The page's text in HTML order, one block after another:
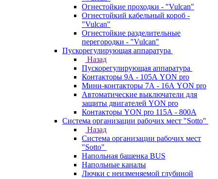
Огнестойкие проходки - "Vulcan"
Огнестойкий кабельный короб -
"Vulcan"
Огнестойкие разделительные
перегородки - "Vulcan"
Пускорегулирующая аппаратура
Назад
Пускорегулирующая аппаратура
Контакторы 9А - 105А YON pro
Мини-контакторы 7А - 16А YON pro
Автоматические выключатели для
защиты двигателей YON pro
Контакторы YON pro 115А - 800А
Система организации рабочих мест "Sotto"
Назад
Система организации рабочих мест
"Sotto"
Напольная башенка BUS
Напольные каналы
Лючки с неизменяемой глубиной